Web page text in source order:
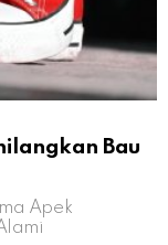
Bau
Apek